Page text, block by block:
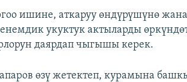
ишине, аткаруу өндүрүшүнө
укуктук актыларды
даярдап чыгышы керек.
өзү жетектеп, курамына